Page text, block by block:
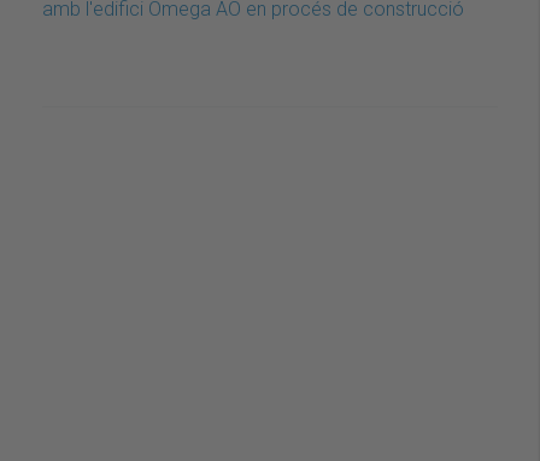
amb l'edifici Omega AO en procés de construcció